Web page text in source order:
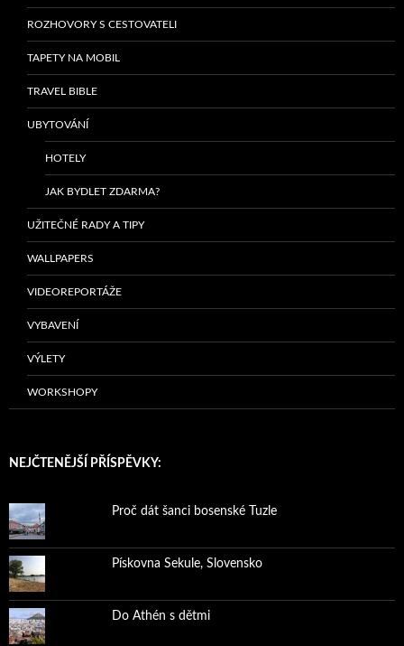
ROZHOVORY S CESTOVATELI
TAPETY NA MOBIL
TRAVEL BIBLE
UBYTOVÁNÍ
HOTELY
JAK BYDLET ZDARMA?
UŽITEČNÉ RADY A TIPY
WALLPAPERS
VIDEOREPORTÁŽE
VYBAVENÍ
VÝLETY
WORKSHOPY
NEJČTENĚJŠÍ PŘÍSPĚVKY:
Proč dát šanci bosenské Tuzle
Pískovna Sekule, Slovensko
Do Athén s dětmi